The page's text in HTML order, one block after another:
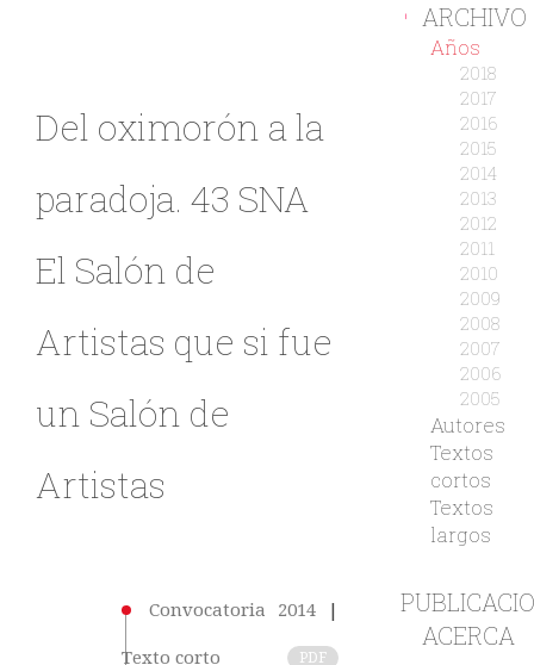
- ARCHIVO
Años
2018
2017
2016
2015
2014
2013
2012
2011
2010
2009
2008
2007
2006
2005
Autores
Textos
cortos
Textos
largos
ACERCA
Del oximorón a la
paradoja. 43 SNA
El Salón de
Artistas que si fue
un Salón de
Artistas
Convocatoria 2014|
Texto corto PDF